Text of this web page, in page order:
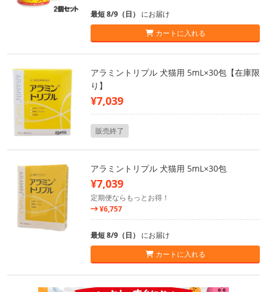
最短 8/9（日） にお届け
カートに入れる
アラミントリプル 犬猫用 5mL×30包【在庫限
り】
¥7,039
販売終了
アラミントリプル 犬猫用 5mL×30包
¥7,039
定期便ならもっとお得！
¥6,757
最短 8/9（日） にお届け
カートに入れる